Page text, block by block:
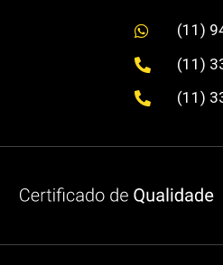
 (11)
 (11)
 (11)